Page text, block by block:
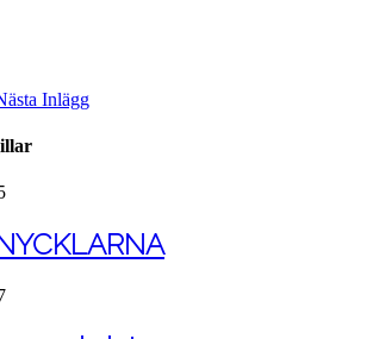
Inlägg